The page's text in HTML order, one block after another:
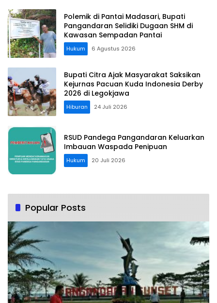
Polemik di Pantai Madasari, Bupati
Pangandaran Selidiki Dugaan SHM di
Kawasan Sempadan Pantai
Hukum 6 Agustus 2026
Bupati Citra Ajak Masyarakat Saksikan
Kejurnas Pacuan Kuda Indonesia Derby
2026 di Legokjawa
Hiburan 24 Juli 2026
RSUD Pandega Pangandaran Keluarkan
Imbauan Waspada Penipuan
Hukum 20 Juli 2026
Popular Posts